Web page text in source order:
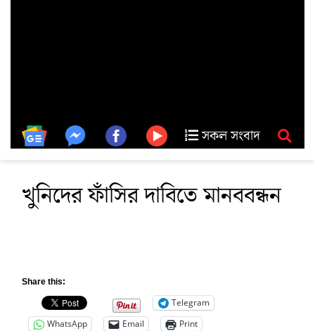
সকল সংবাদ
খুনিদের ফাঁসির দাবিতে মানববন্ধন
Share this:
Telegram
WhatsApp
Email Print